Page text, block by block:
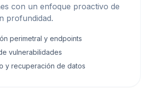
con un enfoque proactivo de
profundidad.
perimetral y endpoints
vulnerabilidades
y recuperación de datos